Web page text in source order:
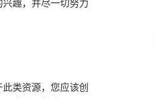
趣，并尽一切努力
类资源，您应该创